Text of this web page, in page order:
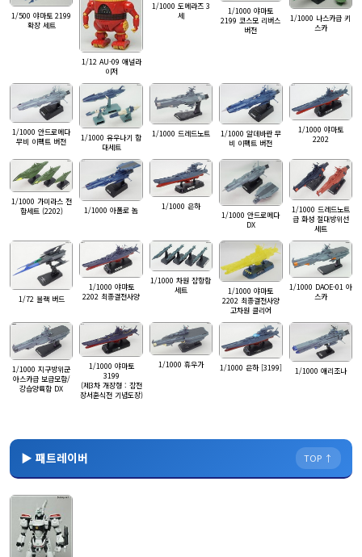
1/500 야마토 2199
확장 세트
1/12 AU-09 애널라
이저
1/1000 도메라즈 3
세
1/1000 야마토
2199 코스모 리버스
버전
1/1000 나스카급 키
스카
1/1000 안드로메다
무비 이펙트 버전
1/1000 유우나기 함
대세트
1/1000 드레드노트
1/1000 알데바란 무
비 이펙트 버전
1/1000 야마토
2202
1/1000 가미라스 전
함세트 (2202)
1/1000 아폴로 놈
1/1000 은하
1/1000 안드로메다
DX
1/1000 드레드노트
급 화성 절대방위선
세트
1/72 블랙 버드
1/1000 야먀토
2202 최종결전사양
1/1000 차원 잠항함
세트
1/1000 야마토
2202 최종결전사양
고차원 클리어
1/1000 DAOE-01 아
스카
1/1000 지구방위군
아스카급 보급모함/
강습양륙함 DX
1/1000 야마토
3199
(제3차 개장형 : 참전
장서훈식전 기념도장)
1/1000 휴우가 1/1000 은하 [3199] 1/1000 애리조나
▶ 패트레이버 TOP ↑